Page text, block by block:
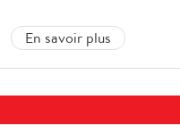
En savoir plus